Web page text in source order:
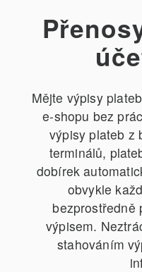
Mějte výpisy
e-shopu bez
výpisy plateb z
terminálů,
dobírek
obvykle
bezprostředně
výpisem.
stahováním